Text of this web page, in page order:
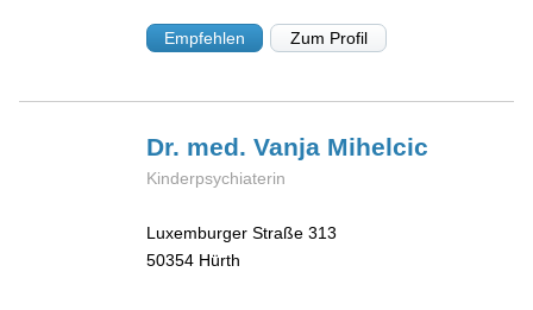
Empfehlen Zum Profil
Dr. med. Vanja Mihelcic
Kinderpsychiaterin
Luxemburger Straße 313
50354 Hürth